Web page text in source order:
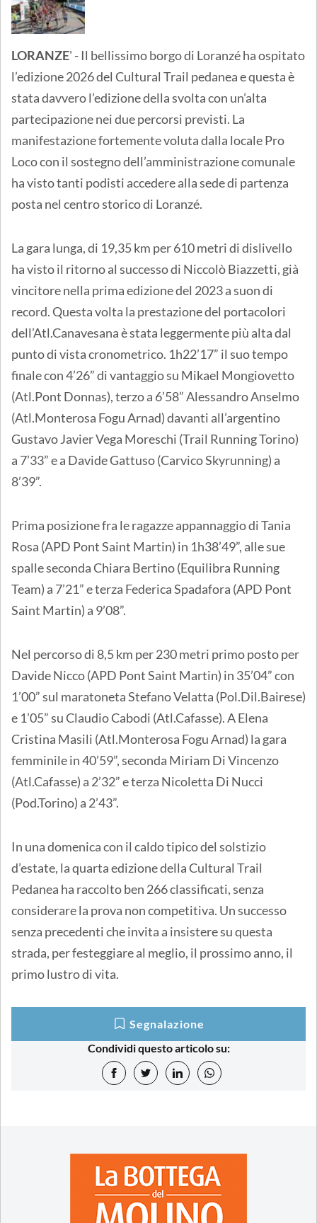
LORANZE' - Il bellissimo borgo di Loranzé ha ospitato
l’edizione 2026 del Cultural Trail pedanea e questa è
stata davvero l’edizione della svolta con un’alta
partecipazione nei due percorsi previsti. La
manifestazione fortemente voluta dalla locale Pro
Loco con il sostegno dell’amministrazione comunale
ha visto tanti podisti accedere alla sede di partenza
posta nel centro storico di Loranzé.
La gara lunga, di 19,35 km per 610 metri di dislivello
ha visto il ritorno al successo di Niccolò Biazzetti, già
vincitore nella prima edizione del 2023 a suon di
record. Questa volta la prestazione del portacolori
dell’Atl.Canavesana è stata leggermente più alta dal
punto di vista cronometrico. 1h22’17” il suo tempo
finale con 4’26” di vantaggio su Mikael Mongiovetto
(Atl.Pont Donnas), terzo a 6’58” Alessandro Anselmo
(Atl.Monterosa Fogu Arnad) davanti all’argentino
Gustavo Javier Vega Moreschi (Trail Running Torino)
a 7’33” e a Davide Gattuso (Carvico Skyrunning) a
8’39”.
Prima posizione fra le ragazze appannaggio di Tania
Rosa (APD Pont Saint Martin) in 1h38’49”, alle sue
spalle seconda Chiara Bertino (Equilibra Running
Team) a 7’21” e terza Federica Spadafora (APD Pont
Saint Martin) a 9’08”.
Nel percorso di 8,5 km per 230 metri primo posto per
Davide Nicco (APD Pont Saint Martin) in 35’04” con
1’00” sul maratoneta Stefano Velatta (Pol.Dil.Bairese)
e 1’05” su Claudio Cabodi (Atl.Cafasse). A Elena
Cristina Masili (Atl.Monterosa Fogu Arnad) la gara
femminile in 40’59”, seconda Miriam Di Vincenzo
(Atl.Cafasse) a 2’32” e terza Nicoletta Di Nucci
(Pod.Torino) a 2’43”.
In una domenica con il caldo tipico del solstizio
d’estate, la quarta edizione della Cultural Trail
Pedanea ha raccolto ben 266 classificati, senza
considerare la prova non competitiva. Un successo
senza precedenti che invita a insistere su questa
strada, per festeggiare al meglio, il prossimo anno, il
primo lustro di vita.
Segnalazione
Condividi questo articolo su: